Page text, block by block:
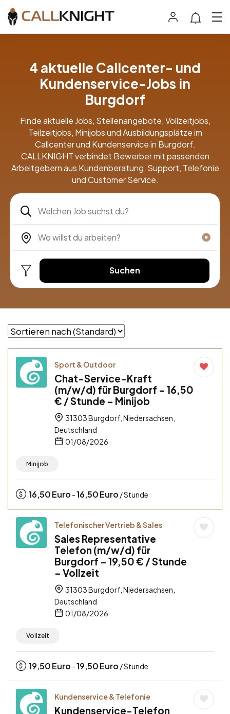
4 aktuelle Callcenter- und
Kundenservice-Jobs in
Burgdorf
Finde aktuelle Jobs, Stellenangebote, Vollzeitjobs,
Teilzeitjobs, Minijobs und Ausbildungsplätze im
Callcenter und Kundenservice in Burgdorf.
CALLKNIGHT verbindet Bewerber mit passenden
Arbeitgebern aus Kundenberatung, Support, Telefonie
und Customer Service.
Suchen
Sport & Outdoor
Chat-Service-Kraft
(m/w/d) für Burgdorf – 16,50
€ / Stunde – Minijob
31303 Burgdorf, Niedersachsen,
Deutschland
01/08/2026
Minijob
16,50Euro -16,50Euro / Stunde
Telefonischer Vertrieb & Sales
Sales Representative
Telefon (m/w/d) für
Burgdorf – 19,50 € / Stunde
– Vollzeit
31303 Burgdorf, Niedersachsen,
Deutschland
01/08/2026
Vollzeit
19,50Euro -19,50Euro / Stunde
Kundenservice & Telefonie
Kundenservice-Telefon